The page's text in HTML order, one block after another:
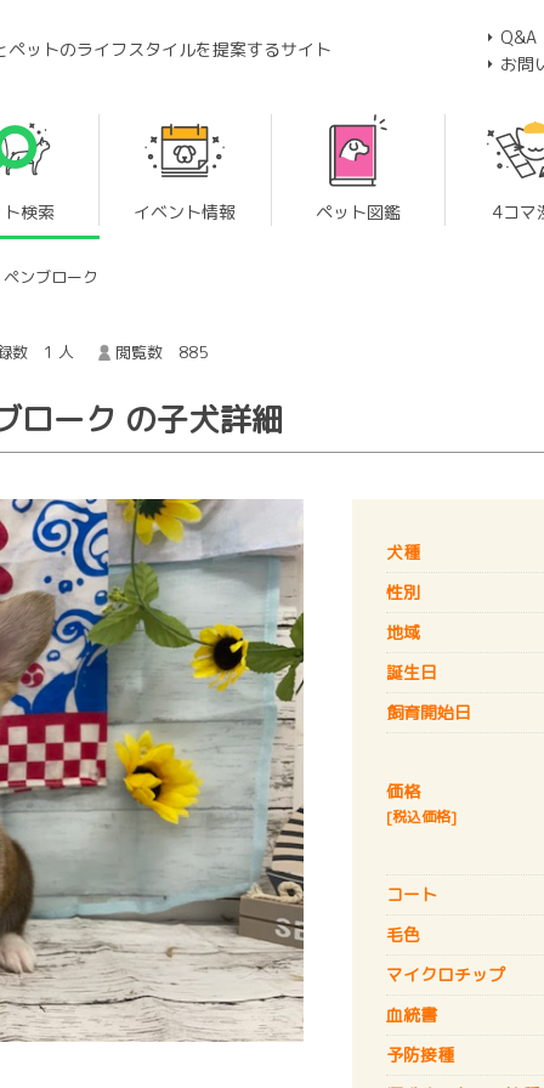
ペットのライフスタイルを提案するサイト
Q&A
お問
ト検索 イベント情報 ペット図鑑 4コマ
ンブローク
数 1 人 閲覧数 885
ローク の子犬詳細
犬種
性別
地域
誕生日
飼育開始日
価格
[税込価格]
コート
毛色
マイクロチップ
血統書
予防接種